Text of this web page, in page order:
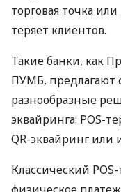
торговая точка
теряет клиентов.
Такие банки, как
ПУМБ, предлагают
разнообразные
эквайринга: POS-
QR-эквайринг или
Классический